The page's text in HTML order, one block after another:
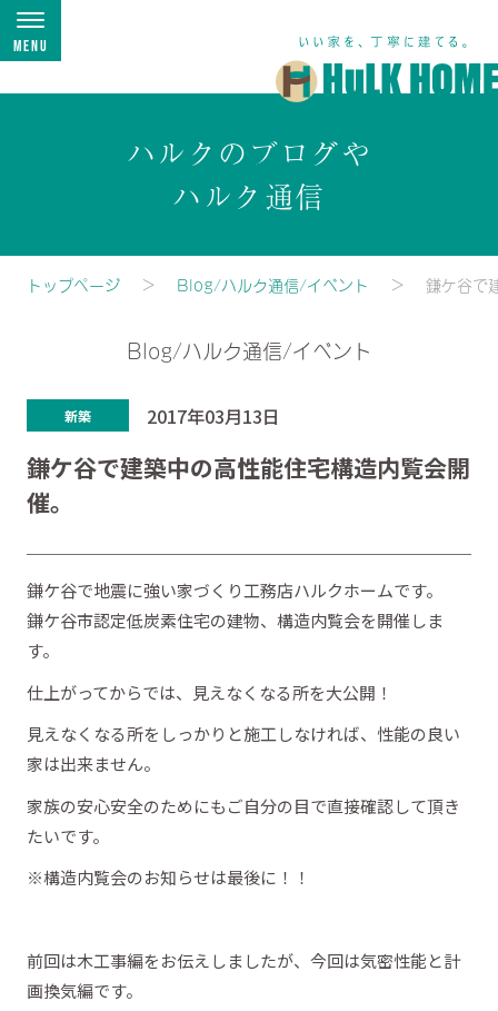
Menu
ハルクのブログや
ハルク通信
トップページ Blog/ハルク通信/イベント 鎌ケ谷で
Blog/ハルク通信/イベント
新築 2017年03月13日
鎌ケ谷で建築中の高性能住宅構造内覧会開
催。
鎌ケ谷で地震に強い家づくり工務店ハルクホームです。
鎌ケ谷市認定低炭素住宅の建物、構造内覧会を開催しま
す。
仕上がってからでは、見えなくなる所を大公開！
見えなくなる所をしっかりと施工しなければ、性能の良い
家は出来ません。
家族の安心安全のためにもご自分の目で直接確認して頂き
たいです。
※構造内覧会のお知らせは最後に！！
前回は木工事編をお伝えしましたが、今回は気密性能と計
画換気編です。